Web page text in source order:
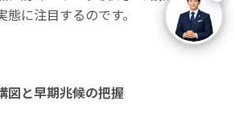
に注目するのです。
図と早期兆候の把握